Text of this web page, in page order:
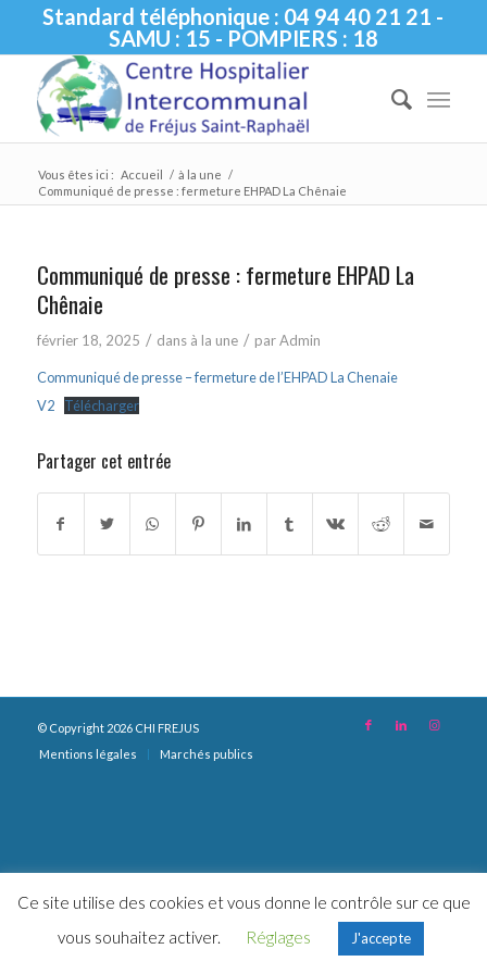
Standard téléphonique : 04 94 40 21 21 -
SAMU : 15 - POMPIERS : 18
Vous êtes ici : Accueil / à la une /
Communiqué de presse : fermeture EHPAD La Chênaie
Communiqué de presse : fermeture EHPAD La
Chênaie
février 18, 2025 / dans à la une / parAdmin
Communiqué de presse – fermeture de l’EHPAD La Chenaie
V2
Télécharger
Partager cet entrée
© Copyright 2026 CHI FREJUS
Mentions légales
Marchés publics
Ce site utilise des cookies et vous donne le contrôle sur ce que
vous souhaitez activer.
Réglages J'accepte